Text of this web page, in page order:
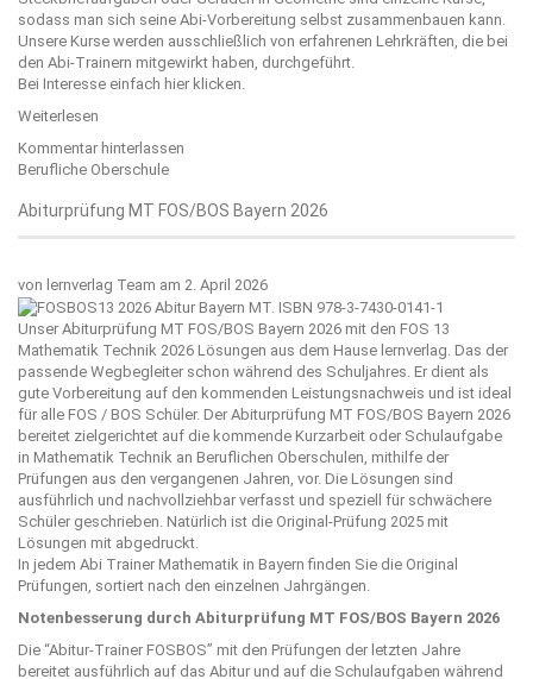
sodass man sich seine Abi-Vorbereitung selbst zusammenbauen kann.
Unsere Kurse werden ausschließlich von erfahrenen Lehrkräften, die bei
den Abi-Trainern mitgewirkt haben, durchgeführt.
Bei Interesse einfach hier klicken.
Weiterlesen
Kommentar hinterlassen
Berufliche Oberschule
Abiturprüfung MT FOS/BOS Bayern 2026
von lernverlag Team am 2. April 2026
Unser Abiturprüfung MT FOS/BOS Bayern 2026 mit den FOS 13
Mathematik Technik 2026 Lösungen aus dem Hause lernverlag . Das der
passende Wegbegleiter schon während des Schuljahres. Er dient als
gute Vorbereitung auf den kommenden Leistungsnachweis und ist ideal
für alle FOS / BOS Schüler. Der Abiturprüfung MT FOS/BOS Bayern 2026
bereitet zielgerichtet auf die kommende Kurzarbeit oder Schulaufgabe
in Mathematik Technik an Beruflichen Oberschulen, mithilfe der
Prüfungen aus den vergangenen Jahren, vor. Die Lösungen sind
ausführlich und nachvollziehbar verfasst und speziell für schwächere
Schüler geschrieben. Natürlich ist die Original-Prüfung 2025 mit
Lösungen mit abgedruckt.
In jedem Abi Trainer Mathematik in Bayern finden Sie die Original
Prüfungen, sortiert nach den einzelnen Jahrgängen.
Notenbesserung durch Abiturprüfung MT FOS/BOS Bayern 2026
Die “Abitur-Trainer FOSBOS” mit den Prüfungen der letzten Jahre
bereitet ausführlich auf das Abitur und auf die Schulaufgaben während